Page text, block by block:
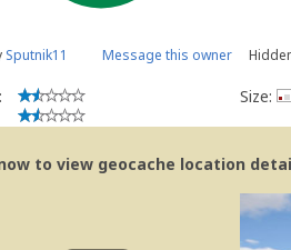
Sputnik11 Message this owner
Size:
to view geocache location